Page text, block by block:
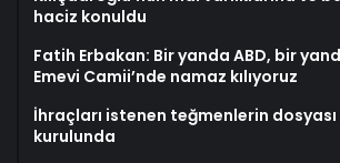
haciz konuldu
Fatih Erbakan: Bir yanda ABD, bir
Emevi Camii’nde namaz kılıyoruz
İhraçları istenen teğmenlerin
kurulunda